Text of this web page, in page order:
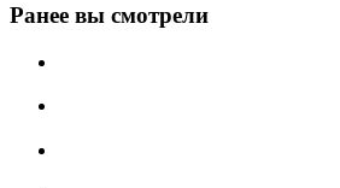
Ранее вы смотрели